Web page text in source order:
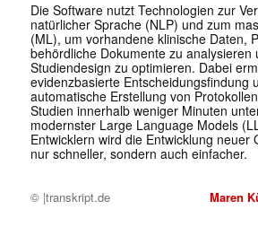
Die Software nutzt Technologien zur
natürlicher Sprache (NLP) und zum
(ML), um vorhandene klinische Daten,
behördliche Dokumente zu analysieren
Studiendesign zu optimieren. Dabei
evidenzbasierte Entscheidungsfindung
automatische Erstellung von
Studien innerhalb weniger Minuten
modernster Large Language Models
Entwicklern wird die Entwicklung neuer
nur schneller, sondern auch einfacher.
© |transkript.de Maren